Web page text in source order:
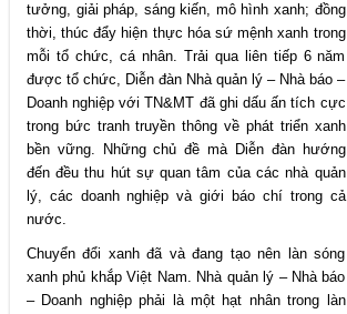
tưởng, giải pháp, sáng kiến, mô hình xanh; đồng
thời, thúc đẩy hiện thực hóa sứ mệnh xanh trong
mỗi tổ chức, cá nhân. Trải qua liên tiếp 6 năm
được tổ chức, Diễn đàn Nhà quản lý – Nhà báo –
Doanh nghiệp với TN&MT đã ghi dấu ấn tích cực
trong bức tranh truyền thông về phát triển xanh
bền vững. Những chủ đề mà Diễn đàn hướng
đến đều thu hút sự quan tâm của các nhà quản
lý, các doanh nghiệp và giới báo chí trong cả
nước.
Chuyển đổi xanh đã và đang tạo nên làn sóng
xanh phủ khắp Việt Nam. Nhà quản lý – Nhà báo
– Doanh nghiệp phải là một hạt nhân trong làn